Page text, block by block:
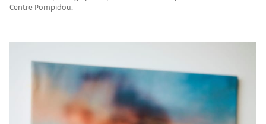
Centre Pompidou.